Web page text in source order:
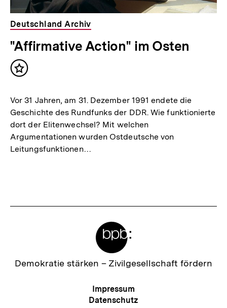
Deutschland Archiv
"Affirmative Action" im Osten
Inhalt
Vor 31 Jahren, am 31. Dezember 1991 endete die
Geschichte des Rundfunks der DDR. Wie funktionierte
dort der Elitenwechsel? Mit welchen
Argumentationen wurden Ostdeutsche von
Leitungsfunktionen…
Zur
Demokratie stärken – Zivilgesellschaft fördern
Meta-
Navigation
Impressum
Datenschutz